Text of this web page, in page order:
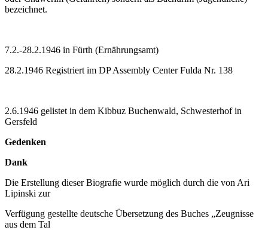
bezeichnet.
7.2.-28.2.1946 in Fürth (Ernährungsamt)
28.2.1946 Registriert im DP Assembly Center Fulda Nr. 138
2.6.1946 gelistet in dem Kibbuz Buchenwald, Schwesterhof in
Gersfeld
Gedenken
Dank
Die Erstellung dieser Biografie wurde möglich durch die von Ari
Lipinski zur
Verfügung gestellte deutsche Übersetzung des Buches „Zeugnisse
aus dem Tal